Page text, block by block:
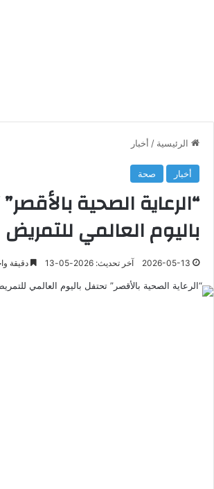
الرئيسية / أخبار
أخبار صحة
“الرعاية الصحية
باليوم العالمي للتمريض
2026-05-13 آخر تحديث: 2026-05-13 دقيقة